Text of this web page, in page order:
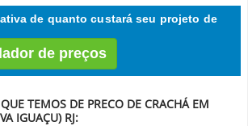
de quanto custará seu projeto de
de preços
TEMOS DE PRECO DE CRACHÁ EM
IGUAÇU) RJ: